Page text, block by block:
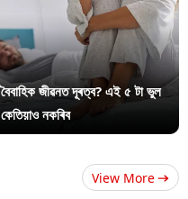
বৈবাহিক জীৱনত দূৰত্ব? এই ৫ টা ভুল
কেতিয়াও নকৰিব
View More